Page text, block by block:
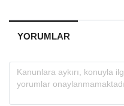
YORUMLAR